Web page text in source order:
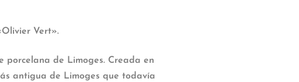
Vert».
porcelana de Limoges. Creada en
antigua de Limoges que todavía